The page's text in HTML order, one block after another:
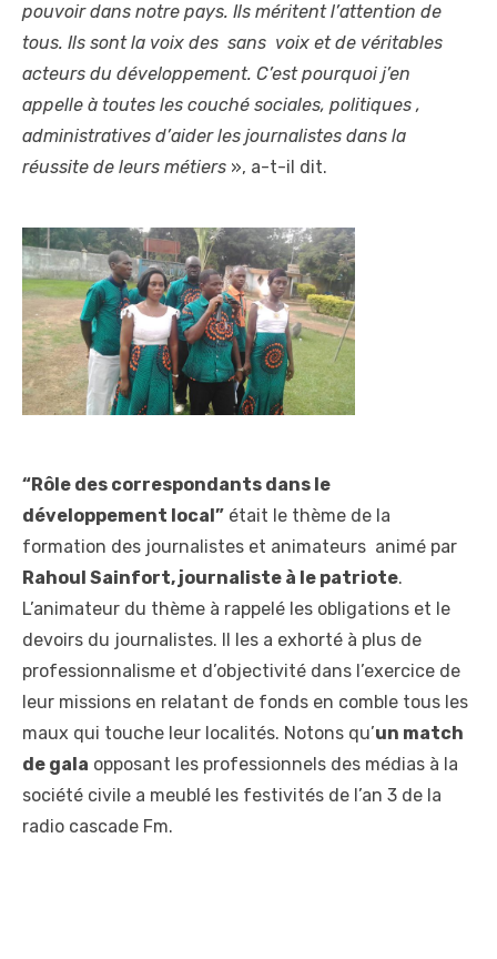
pouvoir dans notre pays. Ils méritent l’attention de
tous. Ils sont la voix des sans voix et de véritables
acteurs du développement. C’est pourquoi j’en
appelle à toutes les couché sociales, politiques ,
administratives d’aider les journalistes dans la
réussite de leurs métiers », a-t-il dit.
“Rôle des correspondants dans le
développement local” était le thème de la
formation des journalistes et animateurs animé par
Rahoul Sainfort, journaliste à le patriote.
L’animateur du thème à rappelé les obligations et le
devoirs du journalistes. Il les a exhorté à plus de
professionnalisme et d’objectivité dans l’exercice de
leur missions en relatant de fonds en comble tous les
maux qui touche leur localités. Notons qu’un match
de gala opposant les professionnels des médias à la
société civile a meublé les festivités de l’an 3 de la
radio cascade Fm.